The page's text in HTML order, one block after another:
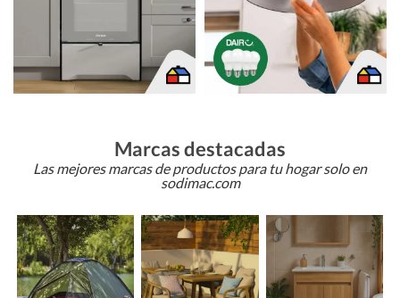
Marcas destacadas
Las mejores marcas de productos para tu hogar solo en
sodimac.com